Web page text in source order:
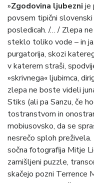
»Zgodovina ljubezni je
povsem tipični
posledicah. /… / Zlepa
steklo toliko vode – in
purgatorija, skozi
v katerem straši,
»skrivnega« ljubimca,
zlepa ne boste videli
Stiks (ali pa Sanzu, če
tostranstvom in
mobiusovsko, da se
nesrečo sploh preživela.
sočna fotografija Mitje
zamišljeni puzzle,
skačejo pozni Terrence